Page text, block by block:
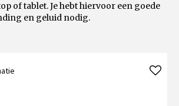
of tablet. Je hebt hiervoor een goede
en geluid nodig.